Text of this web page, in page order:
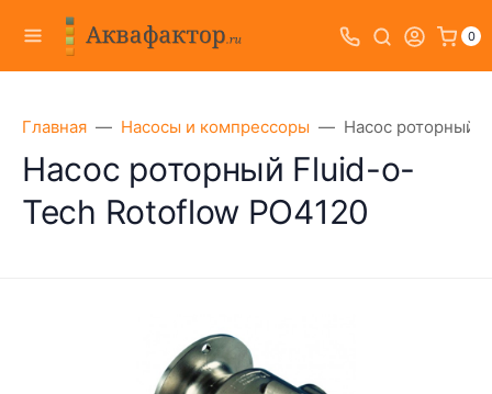
0
Главная Насосы и компрессоры Насос роторный
Насос роторный Fluid-o-
Tech Rotoflow PO4120